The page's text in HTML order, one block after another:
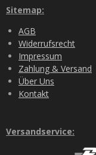
Sitemap:
AGB
Widerrufsrecht
Impressum
Zahlung & Versand
Über Uns
Kontakt
Versandservice: